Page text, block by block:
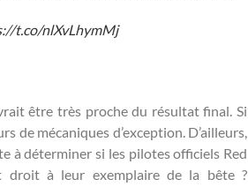
t.co/nlXvLhymMj
être très proche du résultat final. Si
de mécaniques d’exception. D’ailleurs,
à déterminer si les pilotes officiels Red
droit à leur exemplaire de la bête ?